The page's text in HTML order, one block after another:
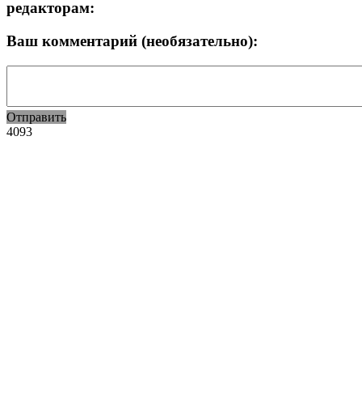
редакторам:
Ваш комментарий (необязательно):
Отправить
4093